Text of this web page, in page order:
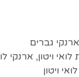
ארנקי גברים
ויטון, ארנקי
לואי ויטון